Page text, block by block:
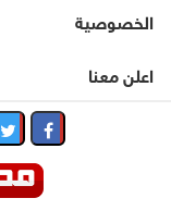
الخصوصية
اعلن معنا